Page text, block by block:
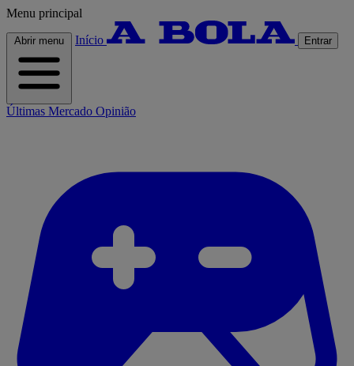
Menu principal
Abrir menu Início Entrar
Últimas Mercado Opinião